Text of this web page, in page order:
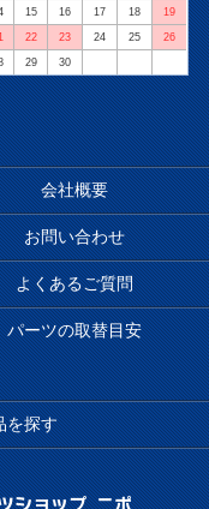
15 16 17 18 19
22 23 24 25 26
29 30
会社概要
お問い合わせ
よくあるご質問
パーツの取替目安
を探す